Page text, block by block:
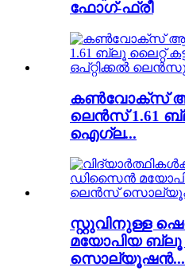
ഫോഗ്-ഫ്രീ
കൺവോക്‌സ്
ലെൻസ് 1.61 ബ്ലൂ
ഐഗ്ല...
സ്റ്റുവിനുള്ള
മയോപിയ
സൊല്യൂഷൻ...